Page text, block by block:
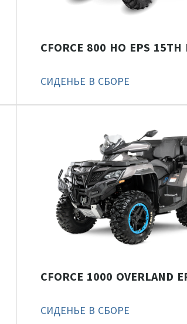
CFORCE 800 HO EPS 15TH
СИДЕНЬЕ В СБОРЕ
CFORCE 1000 OVERLAND
СИДЕНЬЕ В СБОРЕ